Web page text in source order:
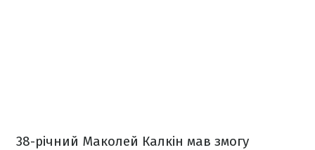
38-річний Маколей Калкін мав змогу